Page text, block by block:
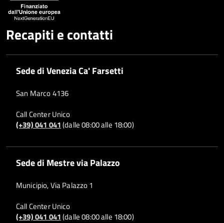
Recapiti e contatti
Sede di Venezia Ca' Farsetti
San Marco 4136
Call Center Unico
(+39) 041 041(dalle 08:00 alle 18:00)
Sede di Mestre via Palazzo
Municipio, Via Palazzo 1
Call Center Unico
(+39) 041 041(dalle 08:00 alle 18:00)